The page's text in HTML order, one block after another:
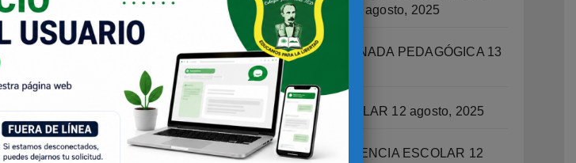
ACADEMICO 2025
14 agosto, 2025
CIRCULAR 13 – JORNADA PEDAGÓGICA 13
agosto, 2025
ORIENTACIÓN ESCOLAR 12 agosto, 2025
OFICINA DE CONVIVENCIA ESCOLAR 12